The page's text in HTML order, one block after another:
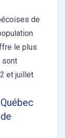
de
le plus
sont
et juillet